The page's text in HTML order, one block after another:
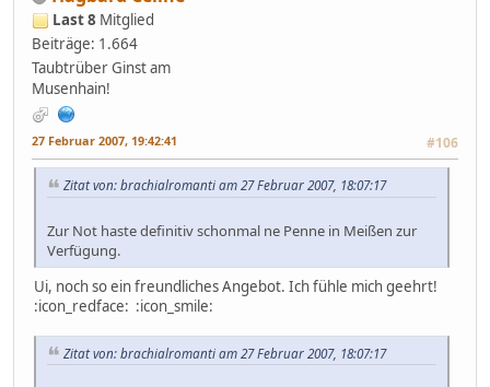
Last 8 Mitglied
Beiträge: 1.664
Taubtrüber Ginst am
Musenhain!
27 Februar 2007, 19:42:41 #106
Zitat von: brachialromanti am 27 Februar 2007, 18:07:17
Zur Not haste definitiv schonmal ne Penne in Meißen zur
Verfügung.
Ui, noch so ein freundliches Angebot. Ich fühle mich geehrt!
:icon_redface: :icon_smile:
Zitat von: brachialromanti am 27 Februar 2007, 18:07:17